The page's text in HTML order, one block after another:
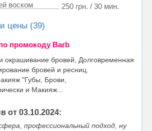
воском
250 грн. / 30 мин.
цены (39)
промокоду Barb
окрашивание бровей, Долговременная
бровей и ресниц.
"Губы, Брови,
и Макияж...
от 03.10.2024:
профессиональный подход, ну